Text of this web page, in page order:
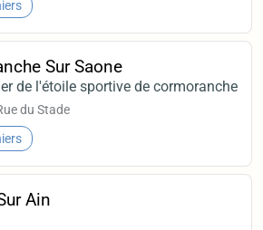
Sur Saone
de l'étoile sportive de cormoranche
du Stade
Ain